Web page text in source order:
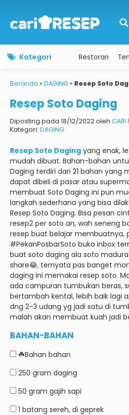
Kategori Restoran
Beranda » DAGING» Resep Soto
Resep Soto Daging
Diposting pada 18/12/2022 oleh CARI
Kategori: DAGING
Resep Soto Daging yang enak,
mudah dibuat. Bahan-bahan
Daging terdiri dari 21 bahan yang
dapat dibeli di pasar atau
membuat Soto Daging ini pun
langkah sederhana yang bisa
Resep Soto Daging. Bisa pesan
resep2 per soto an, wah seneng
resep buat belajar membuatnya,
#PekanPosbarSoto buka inbox
buat soto daging ala soto
share😂, ternyata pas banget
daging ini memakai resep soto.
ada campuran tumbukan beras,
bertambah kental, lebih baik lagi
dng 2-3 udang yg jadi satu di
malah akan membuat kuah jadi
BAHAN-BAHAN
☘️Bahan bahan
250 gram daging
50 gram gajih sapi
1 batang sereh, di geprek